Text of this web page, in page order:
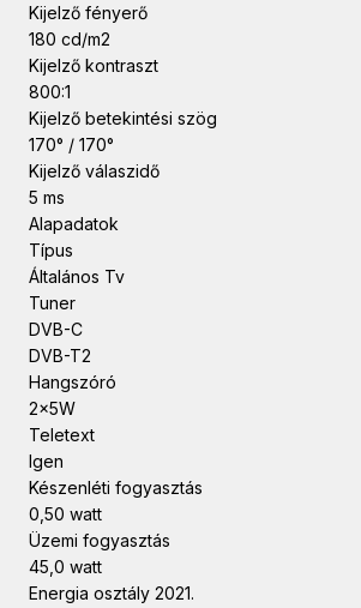
Kijelző fényerő
180 cd/m2
Kijelző kontraszt
800:1
Kijelző betekintési szög
170° / 170°
Kijelző válaszidő
5 ms
Alapadatok
Típus
Általános Tv
Tuner
DVB-C
DVB-T2
Hangszóró
2x5W
Teletext
Igen
Készenléti fogyasztás
0,50 watt
Üzemi fogyasztás
45,0 watt
Energia osztály 2021.